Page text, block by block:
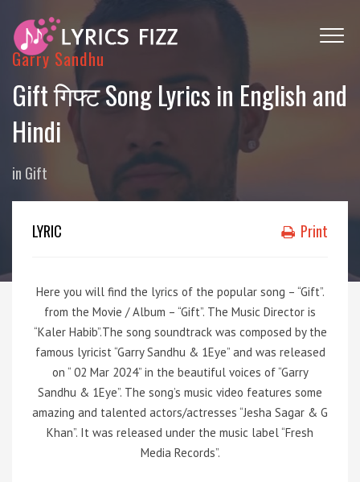
Garry Sandhu
Gift गिफ्ट Song Lyrics in English and
Hindi
in Gift
LYRIC Print
Here you will find the lyrics of the popular song – “Gift”.
from the Movie / Album – “Gift”. The Music Director is
“Kaler Habib”.The song soundtrack was composed by the
famous lyricist “Garry Sandhu & 1Eye” and was released
on “ 02 Mar 2024” in the beautiful voices of “Garry
Sandhu & 1Eye”. The song’s music video features some
amazing and talented actors/actresses “Jesha Sagar & G
Khan”. It was released under the music label “Fresh
Media Records”.